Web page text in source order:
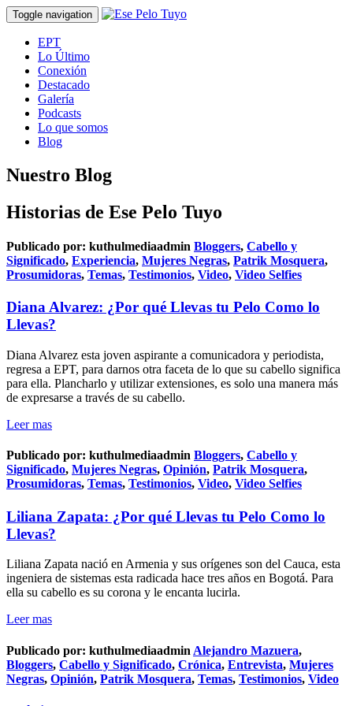
Toggle navigation
EPT
Lo Último
Conexión
Destacado
Galería
Podcasts
Lo que somos
Blog
Nuestro Blog
Historias de Ese Pelo Tuyo
Publicado por: kuthulmediaadmin Bloggers, Cabello y
Significado, Experiencia, Mujeres Negras, Patrik Mosquera,
Prosumidoras, Temas, Testimonios, Video, Video Selfies
Diana Alvarez: ¿Por qué Llevas tu Pelo Como lo
Llevas?
Diana Alvarez esta joven aspirante a comunicadora y periodista,
regresa a EPT, para darnos otra faceta de lo que su cabello significa
para ella. Plancharlo y utilizar extensiones, es solo una manera más
de expresarse a través de su cabello.
Leer mas
Publicado por: kuthulmediaadmin Bloggers, Cabello y
Significado, Mujeres Negras, Opinión, Patrik Mosquera,
Prosumidoras, Temas, Testimonios, Video, Video Selfies
Liliana Zapata: ¿Por qué Llevas tu Pelo Como lo
Llevas?
Liliana Zapata nació en Armenia y sus orígenes son del Cauca, esta
ingeniera de sistemas esta radicada hace tres años en Bogotá. Para
ella su cabello es su corona y le encanta lucirla.
Leer mas
Publicado por: kuthulmediaadmin Alejandro Mazuera,
Bloggers, Cabello y Significado, Crónica, Entrevista, Mujeres
Negras, Opinión, Patrik Mosquera, Temas, Testimonios, Video